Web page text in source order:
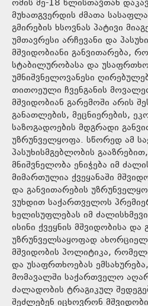
ომის მე-18 წლისთავთან
მუხათგვერდის ძმათა
გმირების ხსოვნას პატივი
უმთავრესი არჩევანი და
მშვიდობიანი განვითარება,
სტაბილურობასა და
უმნიშვნელოვანესი
თითოეული ჩვენგანის
მშვიდობიან გარემოში არის
განათლების, მეცნიერების,
საზოგადოების მდგრადი
უზრუნველყოფა. სწორედ ამ
პასუხისმგებლობის
მნიშვნელობა ენიჭება იმ
მიმართულია ქვეყანაში
და განვითარების
ვუხდით საქართველოს
ხელისუფლებას იმ
ისინი ქვეყნის მშვიდობისა და
უზრუნველსაყოფად
მშვიდობის პოლიტიკა,
და უსაფრთხოებას
მომავალში საქართველო
ძალადობის ტრაგიკულ
შეძლებენ იცხოვრონ